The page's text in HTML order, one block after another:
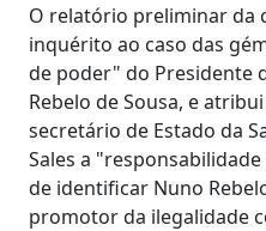
O relatório preliminar da
inquérito ao caso das
de poder" do Presidente
Rebelo de Sousa, e
secretário de Estado da
Sales a
de identificar Nuno
promotor da ilegalidade